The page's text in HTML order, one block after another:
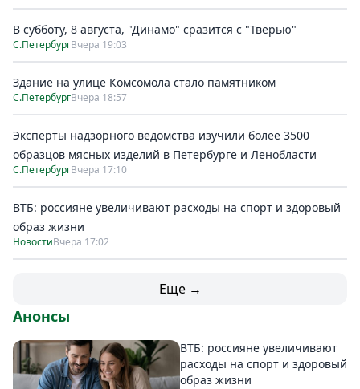
В субботу, 8 августа, "Динамо" сразится с "Тверью"
С.ПетербургВчера 19:03
Здание на улице Комсомола стало памятником
С.ПетербургВчера 18:57
Эксперты надзорного ведомства изучили более 3500
образцов мясных изделий в Петербурге и Ленобласти
С.ПетербургВчера 17:10
ВТБ: россияне увеличивают расходы на спорт и здоровый
образ жизни
НовостиВчера 17:02
Еще →
Анонсы
ВТБ: россияне увеличивают
расходы на спорт и здоровый
образ жизни